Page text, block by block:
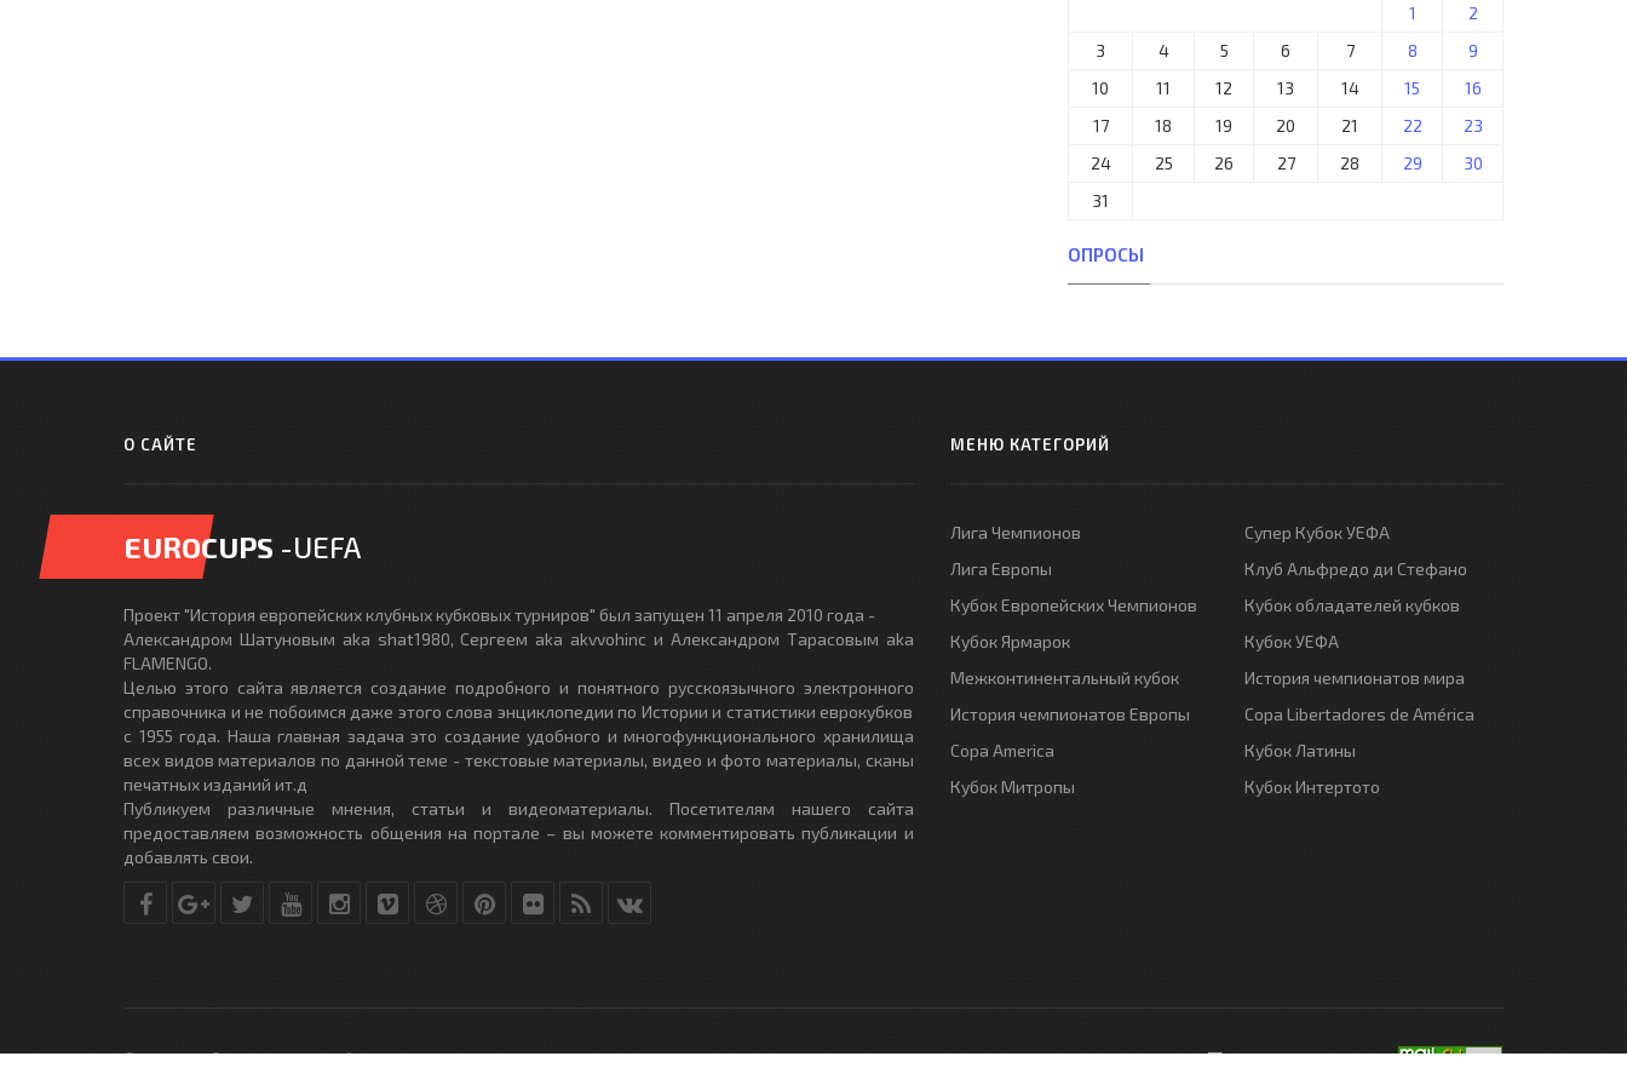
1
2
3
4 5 6 7 8
9
10
11 12 13 14 15
16
17
18 19 20 21 22
23
24
25 26 27 28 29
30
31
ОПРОСЫ
О САЙТЕ
EUROCUPS -UEFA
Проект "История европейских клубных кубковых турниров" был запущен 11 апреля 2010 года -
Александром Шатуновым aka shat1980, Сергеем aka akvvohinc и Александром Тарасовым aka
FLAMENGO.
Целью этого сайта является создание подробного и понятного русскоязычного электронного
справочника и не побоимся даже этого слова энциклопедии по Истории и статистики еврокубков
с 1955 года. Наша главная задача это создание удобного и многофункционального хранилища
всех видов материалов по данной теме - текстовые материалы, видео и фото материалы, сканы
печатных изданий ит.д
Публикуем различные мнения, статьи и видеоматериалы. Посетителям нашего сайта
предоставляем возможность общения на портале – вы можете комментировать публикации и
добавлять свои.
МЕНЮ КАТЕГОРИЙ
Лига Чемпионов
Лига Европы
Кубок Европейских Чемпионов
Кубок Ярмарок
Межконтинентальный кубок
История чемпионатов Европы
Copa America
Кубок Митропы
Супер Кубок УЕФА
Клуб Альфредо ди Стефано
Кубок обладателей кубков
Кубок УЕФА
История чемпионатов мира
Copa Libertadores de América
Кубок Латины
Кубок Интертото
© Copyright © 2010-2017. Разработано студиейDLE-THEME.RU- All Rights Reserved.